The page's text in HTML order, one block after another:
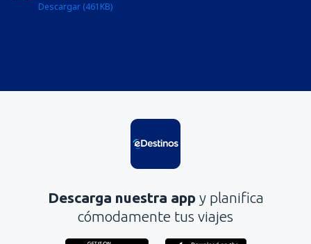
Descargar (461KB)
Descarga nuestra app y planifica
cómodamente tus viajes